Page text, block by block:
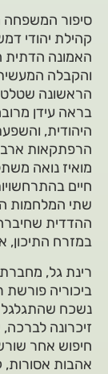
סיפור המשפחה
קהילת יהודי
האמונה הדתית
והקבלה
הראשונה
בראה עידן
היהודית,
הרפתקאות
מואיז נואה
חיים
שתי המלחמות
ההדדית
במזרח התיכון,
רינת גל,
ביכוריה פורשת
נשכח שהתגלגל
זיכרונה
חיפוש אחר
אהבות אסורות,